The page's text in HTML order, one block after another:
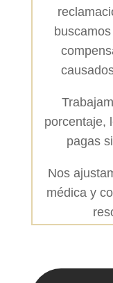
porcentaje,
pagas
Nos
médica y